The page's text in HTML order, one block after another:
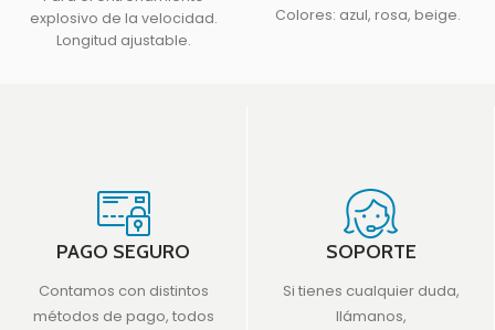
explosivo de la velocidad.
Longitud ajustable.
Colores: azul, rosa, beige.
PAGO SEGURO
Contamos con distintos
métodos de pago, todos
SOPORTE
Si tienes cualquier duda,
llámanos,